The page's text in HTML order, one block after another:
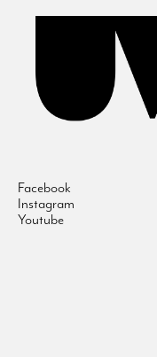
Facebook
Instagram
Youtube